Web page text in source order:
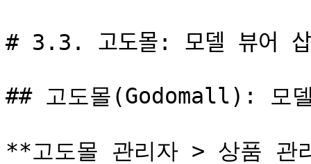
# 3.3. 고도몰: 모델 뷰어
## 고도몰(Godomall): 모
**고도몰 관리자 > 상품 관